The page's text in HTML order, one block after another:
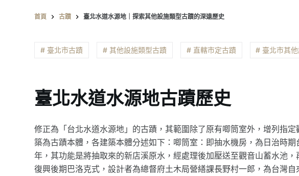
首頁 古蹟 臺北水道水源地｜探索其他設施類型古蹟的深遠歷史
# 臺北市古蹟 # 其他設施類型古蹟 # 直轄市定古蹟 # 臺北市其
臺北水道水源地古蹟歷史
修正為「台北水道水源地」的古蹟，其範圍除了原有唧筒室外，增列指
築為古蹟本體，各建築本體分述如下：唧筒室：即抽水機房，為日治時期
年，其功能是將抽取來的新店溪原水，經處理後加壓送至觀音山蓄水池
復興後期巴洛克式，設計者為總督府土木局營繕課長野村一郎，為台灣